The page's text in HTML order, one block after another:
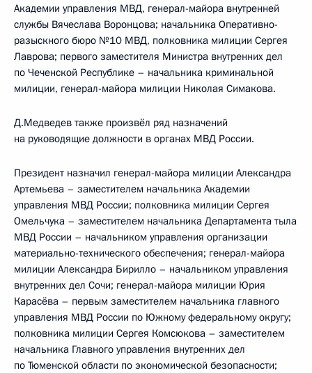
Академии управления МВД, генерал-майора внутренней
службы Вячеслава Воронцова; начальника Оперативно-
разыскного бюро №10 МВД, полковника милиции Сергея
Лаврова; первого заместителя Министра внутренних дел
по Чеченской Республике – начальника криминальной
милиции, генерал-майора милиции Николая Симакова.
Д.Медведев также произвёл ряд назначений
на руководящие должности в органах МВД России.
Президент назначил генерал-майора милиции Александра
Артемьева – заместителем начальника Академии
управления МВД России; полковника милиции Сергея
Омельчука – заместителем начальника Департамента тыла
МВД России – начальником управления организации
материально-технического обеспечения; генерал-майора
милиции Александра Бирилло – начальником управления
внутренних дел Сочи; генерал-майора милиции Юрия
Карасёва – первым заместителем начальника главного
управления МВД России по Южному федеральному округу;
полковника милиции Сергея Комсюкова – заместителем
начальника Главного управления внутренних дел
по Тюменской области по экономической безопасности;